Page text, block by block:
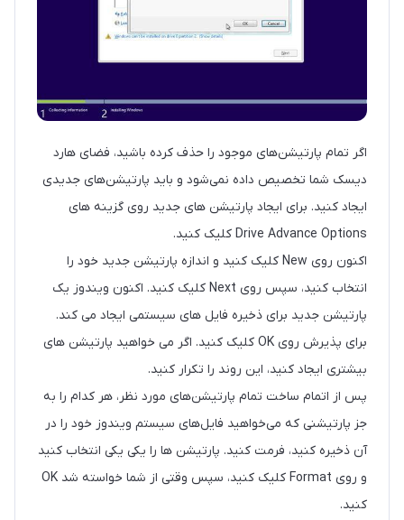
اگر تمام پارتیشن‌های موجود را حذف کرده باشید، فضای هارد
دیسک شما تخصیص داده نمی‌شود و باید پارتیشن‌های جدیدی
ایجاد کنید. برای ایجاد پارتیشن های جدید روی گزینه های
Drive Advance Options کلیک کنید.
اکنون روی New کلیک کنید و اندازه پارتیشن جدید خود را
انتخاب کنید، سپس روی Next کلیک کنید. اکنون ویندوز یک
پارتیشن جدید برای ذخیره فایل های سیستمی ایجاد می کند.
برای پذیرش روی OK کلیک کنید. اگر می خواهید پارتیشن های
بیشتری ایجاد کنید، این روند را تکرار کنید.
پس از اتمام ساخت تمام پارتیشن‌های مورد نظر، هر کدام را به
جز پارتیشنی که می‌خواهید فایل‌های سیستم ویندوز خود را در
آن ذخیره کنید، فرمت کنید. پارتیشن ها را یکی یکی انتخاب کنید
و روی Format کلیک کنید، سپس وقتی از شما خواسته شد OK
کنید.